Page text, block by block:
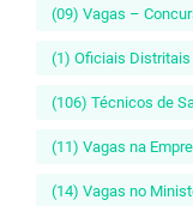
(09) Vagas –
(1) Oficiais
(106) Técnicos de
(11) Vagas na
(14) Vagas no